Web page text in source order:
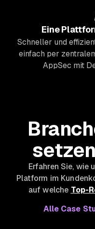
Eine
Schneller und
einfach per
AppSec mit
Erfahren Sie, wie
Platform im
auf welche Top-
Alle Case